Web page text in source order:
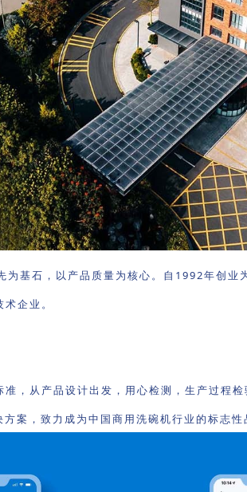
基石，以产品质量为核心。自1992年创业
企业。
，从产品设计出发，用心检测，生产过程
案，致力成为中国商用洗碗机行业的标志性